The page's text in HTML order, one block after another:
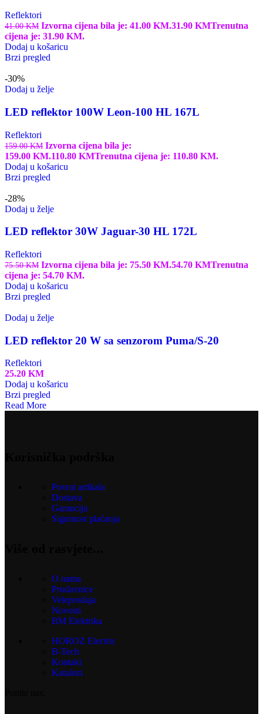
Reflektori
41.00KM Izvorna cijena bila je: 41.00 KM.31.90 KMTrenutna
cijena je: 31.90 KM.
Dodaj u košaricu
Brzi pregled
-30%
Dodaj u želje
LED reflektor 100W Leon-100 HL 167L
Reflektori
159.00KM Izvorna cijena bila je:
159.00 KM.110.80 KMTrenutna cijena je: 110.80 KM.
Dodaj u košaricu
Brzi pregled
-28%
Dodaj u želje
LED reflektor 30W Jaguar-30 HL 172L
Reflektori
75.50KM Izvorna cijena bila je: 75.50 KM.54.70 KMTrenutna
cijena je: 54.70 KM.
Dodaj u košaricu
Brzi pregled
Dodaj u želje
LED reflektor 20 W sa senzorom Puma/S-20
Reflektori
25.20 KM
Dodaj u košaricu
Brzi pregled
Read More
Povrat artikala
Dostava
Garancija
Sigurnost plaćanja
O nama
Prodavnice
Veleprodaja
Novosti
BM Elektrika
HOROZ Electric
B-Tech
Kontakt
Katalozi